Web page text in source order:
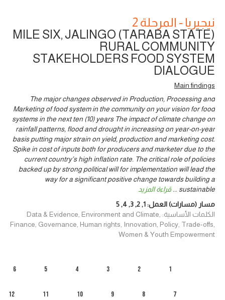
نيجيريا - المرحلة 2
MILE SIX, JALINGO (TARABA STATE)
RURAL COMMUNITY
STAKEHOLDERS FOOD SYSTEM
DIALOGUE
Main findings
The major changes observed in Production, Processing and
Marketing of food system in the community on your vision for food
systems in the next ten (10) years The impact of climate change on
rainfall patterns, flood and drought in increasing on year-on-year
basis putting major strain on yield, production and marketing cost.
Spike in cost of inputs both for producers and marketer due to the
current country’s high inflation rate. The critical role of policies
backed up by strong political will for implementation will lead the
way for a significant positive change towards building a
sustainable
... قراءة المزيد
مسار (مسارات) العمل:1
,
2
,
3
,
4
,
5
الكلمات الأساسية: Data & Evidence, Environment and Climate,
Finance, Governance, Human rights, Innovation, Policy, Trade-offs,
Women & Youth Empowerment
1
2
3
4
5
6
7
8
9
10
11
12